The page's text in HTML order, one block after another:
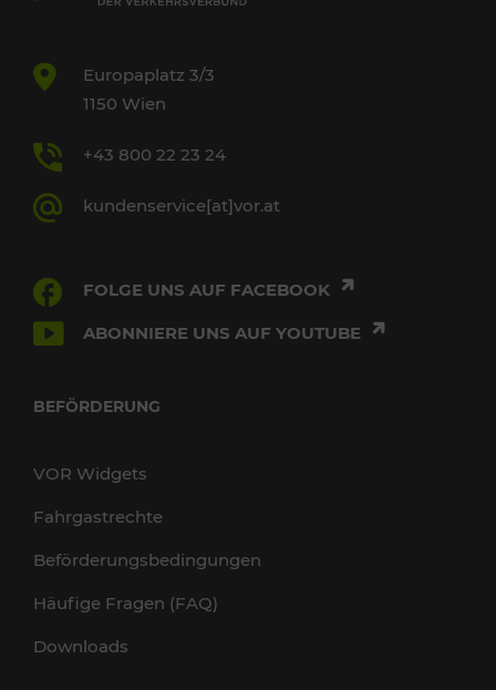
Europaplatz 3/3
1150 Wien
+43 800 22 23 24
kundenservice[at]vor.at
FOLGE UNS AUF FACEBOOK
ABONNIERE UNS AUF YOUTUBE
BEFÖRDERUNG
VOR Widgets
Fahrgastrechte
Beförderungsbedingungen
Häufige Fragen (FAQ)
Downloads